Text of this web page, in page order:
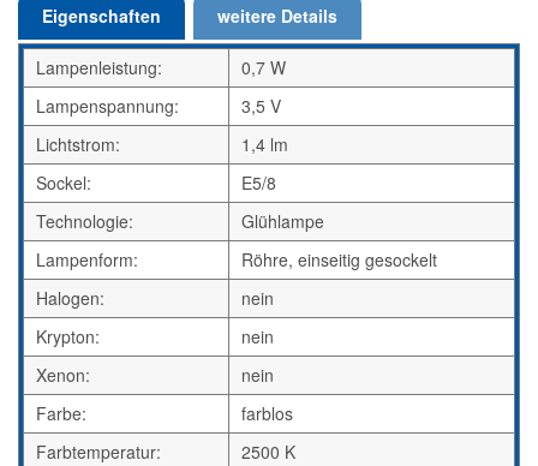
Eigenschaften weitere Details
Lampenleistung:
0,7 W
Lampenspannung:
3,5 V
Lichtstrom:
1,4 lm
Sockel:
E5/8
Technologie:
Glühlampe
Lampenform:
Röhre, einseitig gesockelt
Halogen:
nein
Krypton:
nein
Xenon:
nein
Farbe:
farblos
Farbtemperatur:
2500 K